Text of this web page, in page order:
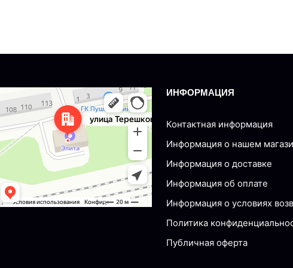
Ulitsa Tereshkovoy, 77 — Yandex Maps
ИНФОРМАЦИЯ
Контактная информация
Информация о нашем
Информация о доставке
Информация об оплате
Информация о условиях
Политика
Публичная оферта